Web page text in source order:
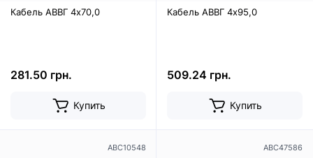
Кабель АВВГ 4х70,0
281.50 грн.
Купить
Кабель АВВГ 4х95,0
509.24 грн.
Купить
ABC10548 ABC47586